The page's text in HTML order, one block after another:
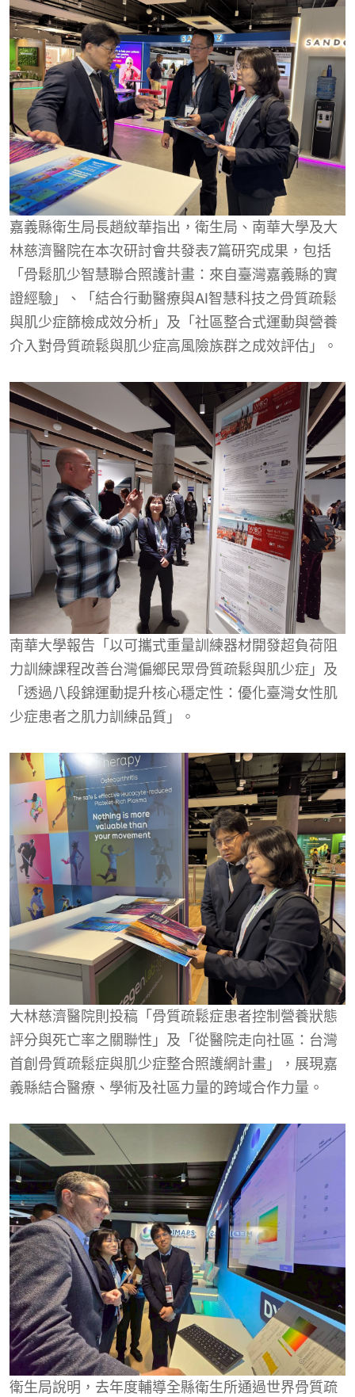
嘉義縣衛生局長趙紋華指出，衛生局、南華大學及大
林慈濟醫院在本次研討會共發表7篇研究成果，包括
「骨鬆肌少智慧聯合照護計畫：來自臺灣嘉義縣的實
證經驗」、「結合行動醫療與AI智慧科技之骨質疏鬆
與肌少症篩檢成效分析」及「社區整合式運動與營養
介入對骨質疏鬆與肌少症高風險族群之成效評估」。
南華大學報告「以可攜式重量訓練器材開發超負荷阻
力訓練課程改善台灣偏鄉民眾骨質疏鬆與肌少症」及
「透過八段錦運動提升核心穩定性：優化臺灣女性肌
少症患者之肌力訓練品質」。
大林慈濟醫院則投稿「骨質疏鬆症患者控制營養狀態
評分與死亡率之關聯性」及「從醫院走向社區：台灣
首創骨質疏鬆症與肌少症整合照護網計畫」，展現嘉
義縣結合醫療、學術及社區力量的跨域合作力量。
衛生局說明，去年度輔導全縣衛生所通過世界骨質疏